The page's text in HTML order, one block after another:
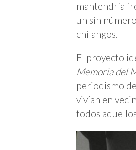
mantendría
un sin
chilangos.
El proyecto
Memoria del
periodismo de
vivían en
todos